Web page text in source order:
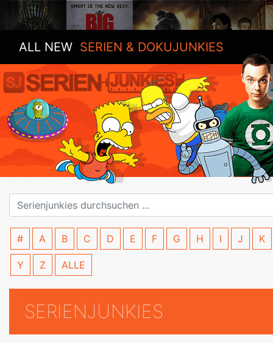
ALL NEW SERIEN & DOKUJUNKIES
# A B C D E F G H I J K
Y Z ALLE
SERIENJUNKIES